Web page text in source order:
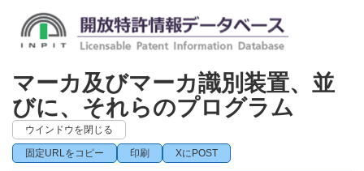
マーカ及びマーカ識別装置、並
びに、それらのプログラム
ウインドウを閉じる
固定URLをコピー 印刷 XにPOST